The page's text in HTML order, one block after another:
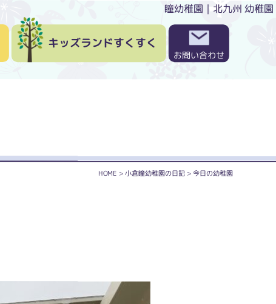
瞳幼稚園｜北九州 幼稚園
キッズランドすくすく
お問い合わせ
HOME >小倉瞳幼稚園の日記>今日の幼稚園